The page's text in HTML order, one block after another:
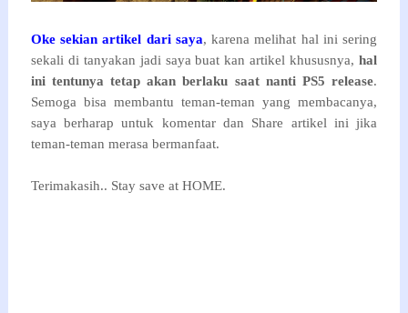
Oke sekian artikel dari saya, karena melihat hal ini sering
sekali di tanyakan jadi saya buat kan artikel khususnya,hal
ini tentunya tetap akan berlaku saat nanti PS5 release.
Semoga bisa membantu teman-teman yang membacanya,
saya berharap untuk komentar dan Share artikel ini jika
teman-teman merasa bermanfaat.
Terimakasih.. Stay save at HOME.